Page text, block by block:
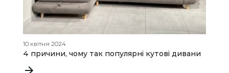
10 квітня 2024
4 причини, чому так популярні кутові дивани